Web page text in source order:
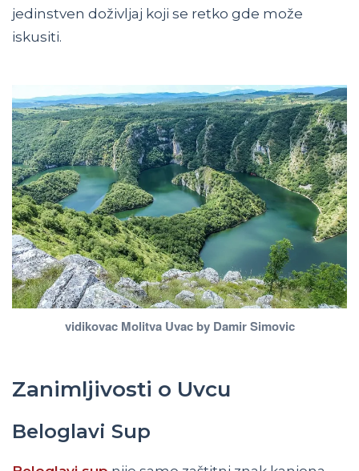
jedinstven doživljaj koji se retko gde može
iskusiti.
vidikovac Molitva Uvac by Damir Simovic
Zanimljivosti o Uvcu
Beloglavi Sup